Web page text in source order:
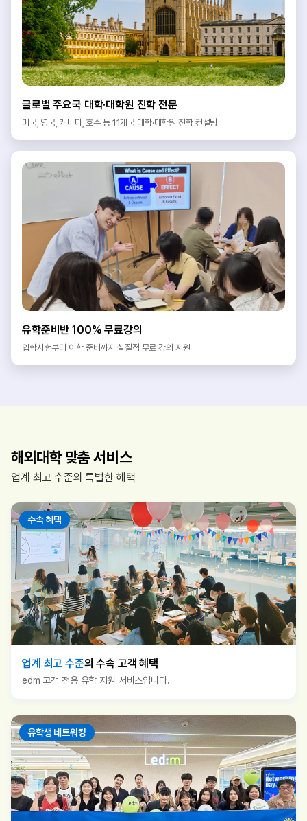
글로벌 주요국 대학·대학원 진학 전문
미국, 영국, 캐나다, 호주 등 11개국 대학·대학원 진학 컨설팅
유학준비반 100% 무료강의
입학시험부터 어학 준비까지 실질적 무료 강의 지원
해외대학 맞춤 서비스
업계 최고 수준의 특별한 혜택
수속 혜택
업계 최고 수준의 수속 고객 혜택
edm 고객 전용 유학 지원 서비스입니다.
유학생 네트워킹